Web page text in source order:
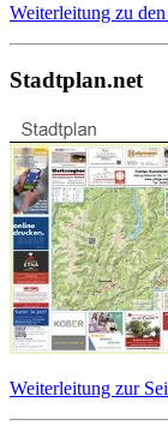
Weiterleitung zu
Stadtplan.net
Weiterleitung zur